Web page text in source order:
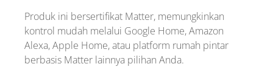
Produk ini bersertifikat Matter, memungkinkan
kontrol mudah melalui Google Home, Amazon
Alexa, Apple Home, atau platform rumah pintar
berbasis Matter lainnya pilihan Anda.